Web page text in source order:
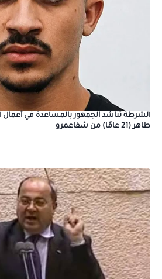
الشرطة تناشد الجمهور بالمساعدة في
طاهر (21 عامًا) من شفاعمرو